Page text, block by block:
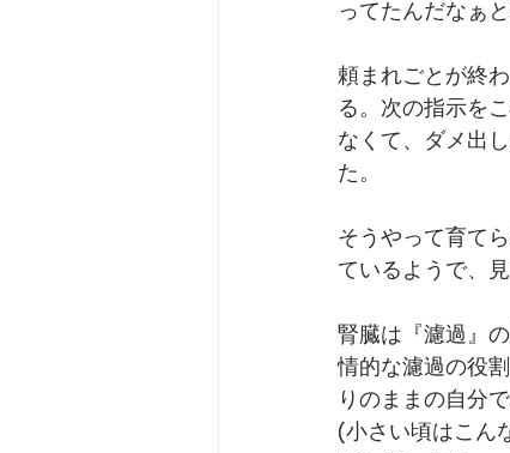
ってたんだなぁ
頼まれごとが終
る。次の指示を
なくて、ダメ出
た。﻿
そうやって育て
ているようで、
腎臓は『濾過』
情的な濾過の役
りのままの自分
(小さい頃はこん